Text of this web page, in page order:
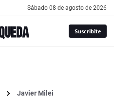
sábado 08 de agosto de 2026
Suscribite
Javier Milei